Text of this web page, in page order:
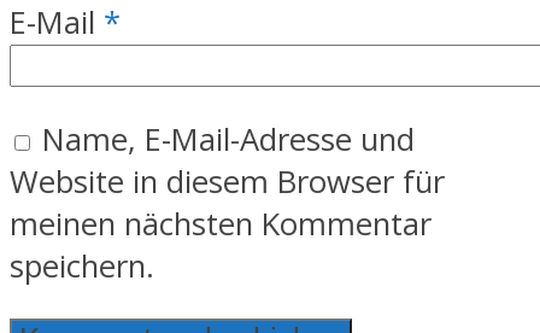
E-Mail *
Name, E-Mail-Adresse und
Website in diesem Browser für
meinen nächsten Kommentar
speichern.